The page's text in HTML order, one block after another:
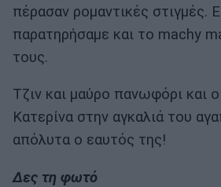
πέρασαν ρομαντικές στιγμές.
παρατηρήσαμε και το machy
τους.
Τζιν και μαύρο πανωφόρι και
Κατερίνα στην αγκαλιά του
απόλυτα ο εαυτός της!
Δες τη φωτό